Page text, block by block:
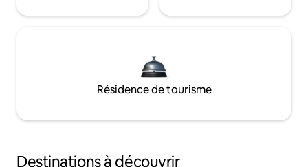
Résidence de tourisme
Destinations à découvrir